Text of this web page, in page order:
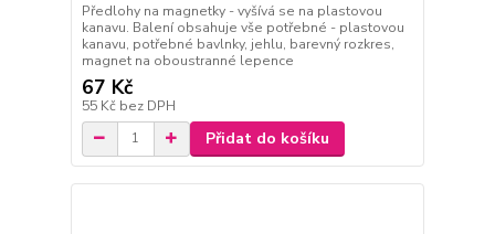
Předlohy na magnetky - vyšívá se na plastovou
kanavu. Balení obsahuje vše potřebné - plastovou
kanavu, potřebné bavlnky, jehlu, barevný rozkres,
magnet na oboustranné lepence
67 Kč
55 Kč bez DPH
Přidat do košíku